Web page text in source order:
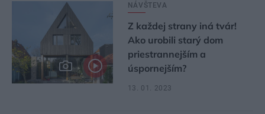
NÁVŠTEVA
Z každej strany iná tvár!
Ako urobili starý dom
priestrannejším a
úspornejším?
13. 01. 2023